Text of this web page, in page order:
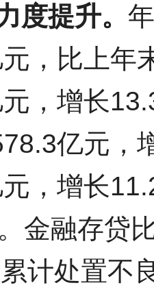
度提升。
，比上年
，增长
亿元，
，增长
金融存贷
计处置不